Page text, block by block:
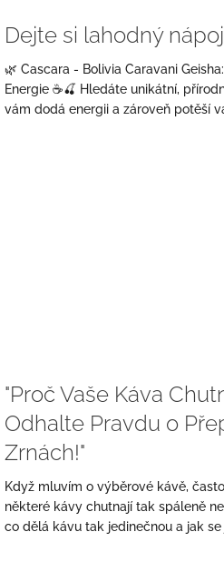
Dejte si lahodný
🌿 Cascara - Bolivia Caravani
Energie ☕🍒 Hledáte unikátní,
vám dodá energii a zároveň potěší
"Proč Vaše Káva
Odhalte Pravdu o
Zrnách!"
Když mluvím o výběrové kávě,
některé kávy chutnají tak spáleně
co dělá kávu tak jedinečnou a jak se